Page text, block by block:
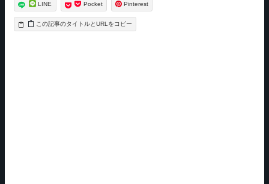
LINE Pocket Pinterest
タイトルとURLをコピー